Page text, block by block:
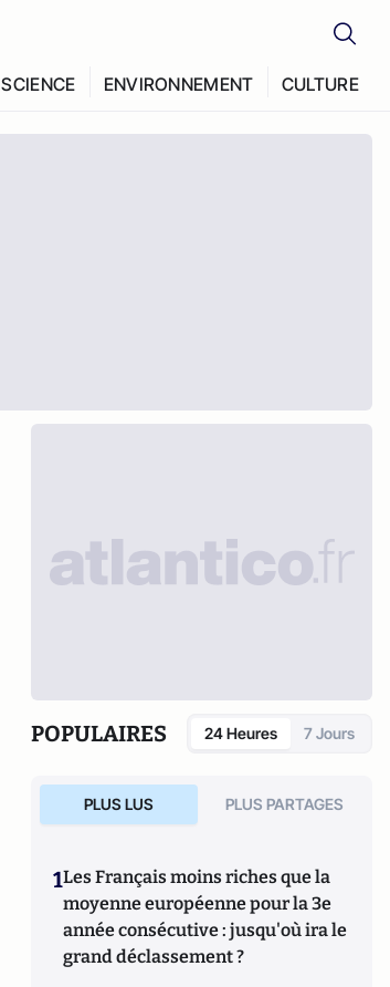
SCIENCE ENVIRONNEMENT CULTURE
POPULAIRES 24 Heures 7 Jours
PLUS LUS PLUS PARTAGES
1Les Français moins riches que la
moyenne européenne pour la 3e
année consécutive : jusqu'où ira le
grand déclassement ?